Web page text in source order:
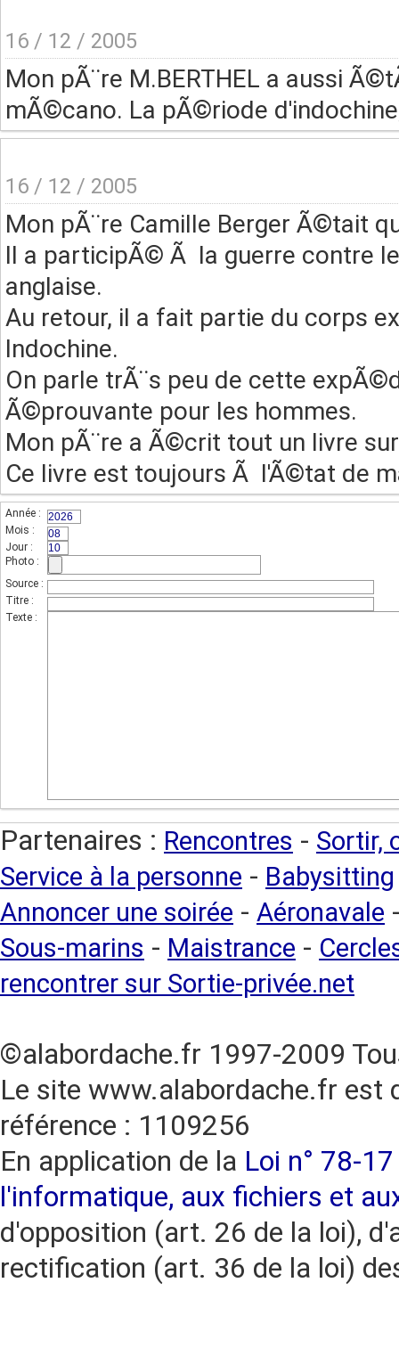
16 / 12 / 2005
Mon pÃ¨re M.BERTHEL a aussi
mÃ©cano. La pÃ©riode
16 / 12 / 2005
Mon pÃ¨re Camille Berger Ã©tait
Il a participÃ© Ã la guerre contre
anglaise.
Au retour, il a fait partie du corps
Indochine.
On parle trÃ¨s peu de cette
Ã©prouvante pour les hommes.
Mon pÃ¨re a Ã©crit tout un livre
Ce livre est toujours Ã l'Ã©tat de
Année :
Mois :
Jour :
Photo :
Source :
Titre :
Texte :
Partenaires : Rencontres - Sortir,
Service à la personne - Babysitting
Annoncer une soirée - Aéronavale
Sous-marins - Maistrance -
rencontrer sur Sortie-privée.net
©alabordache.fr 1997-2009
Le site www.alabordache.fr est
référence : 1109256
En application de la Loi n° 78-
l'informatique, aux fichiers et
d'opposition (art. 26 de la loi),
rectification (art. 36 de la loi)